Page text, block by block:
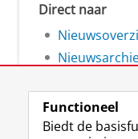
Direct naar
Functioneel
Biedt de